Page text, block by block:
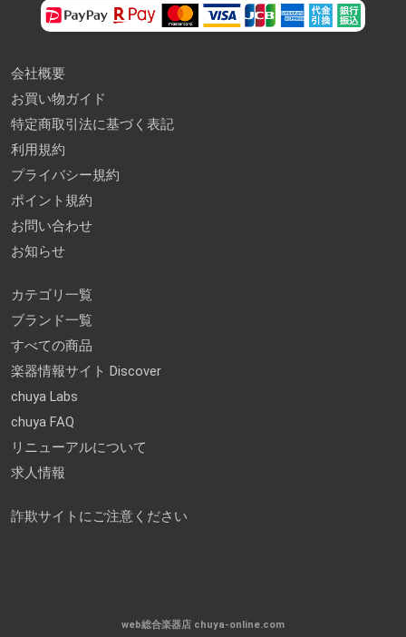
会社概要
お買い物ガイド
特定商取引法に基づく表記
利用規約
プライバシー規約
ポイント規約
お問い合わせ
お知らせ
カテゴリ一覧
ブランド一覧
すべての商品
楽器情報サイト Discover
chuya Labs
chuya FAQ
リニューアルについて
求人情報
詐欺サイトにご注意ください
web総合楽器店 chuya-online.com